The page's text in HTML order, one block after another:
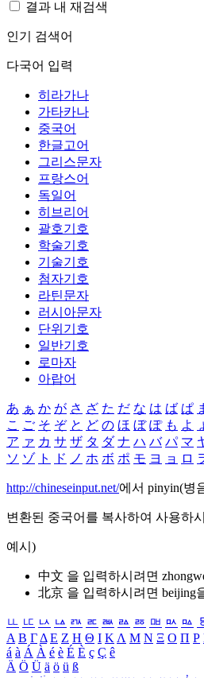
결과 내 재검색
인기 검색어
다국어 입력
히라가나
가타카나
중국어
한글고어
그리스문자
프랑스어
독일어
히브리어
괄호기호
학술기호
기술기호
첨자기호
라틴문자
러시아문자
단위기호
일반기호
로마자
아랍어
あ ぁ か が さ ざ た だ な は ば ぱ
こ ご そ ぞ と ど の ほ ぼ ぽ も よ
ア ァ カ サ ザ タ ダ ナ ハ バ パ マ
ソ ゾ ト ド ノ ホ ボ ポ モ ヨ ョ ロ
http://chineseinput.net/에서 pinyin(병
변환된 중국어를 복사하여 사용하
예시)
中文 을 입력하시려면
北京 을 입력하시려면 beijing
ㅥ ㅦ ㅧ ㅨ ㅩ ㅪ ㅫ ㅬ ㅭ ㅮ ㅯ ㅰ
Α Β ΓΔ Ε Ζ Η Θ Ι ΚΛ Μ Ν Ξ Ο Π Ρ
á à Á À é è É È ç Ç ê
Ä Ö Ü ä ö ü ß